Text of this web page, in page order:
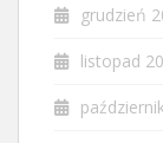
grudzień
listopad